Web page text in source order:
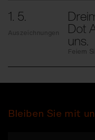
1. 5.
Auszeichnungen Dot
uns.
Feiern
Bleiben Sie mit